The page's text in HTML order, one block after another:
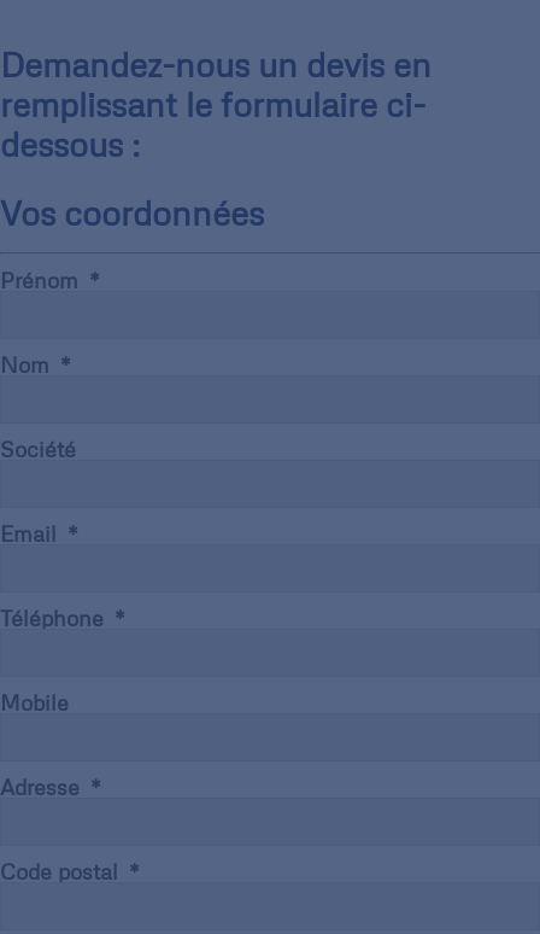
Demandez-nous un devis en
remplissant le formulaire ci-
dessous :
Vos coordonnées
Prénom
Nom
Société
Email
Téléphone
Mobile
Adresse
Code postal